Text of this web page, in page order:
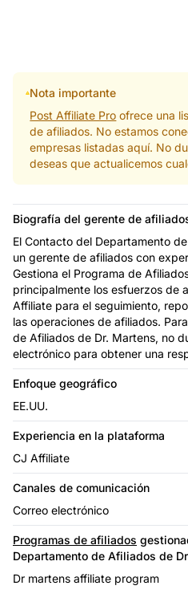
Nota importante
Post Affiliate Pro ofrece una
de afiliados. No estamos
empresas listadas aquí. No
deseas que actualicemos
Biografía del gerente de
El Contacto del Departamento
un gerente de afiliados con
Gestiona el Programa de
principalmente los esfuerzos de
Affiliate para el seguimiento,
las operaciones de afiliados.
de Afiliados de Dr. Martens, no
electrónico para obtener una
Enfoque geográfico
EE.UU.
Experiencia en la plataforma
CJ Affiliate
Canales de comunicación
Correo electrónico
Programas de afiliados
Departamento de Afiliados de
Dr martens affiliate program